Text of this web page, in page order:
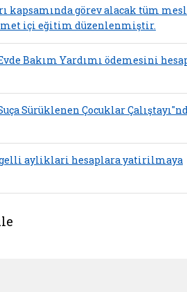
kapsamında görev alacak tüm
içi eğitim düzenlenmiştir.
Bakım Yardımı ödemesini
Sürüklenen Çocuklar
ayliklari hesaplara yatirilmaya